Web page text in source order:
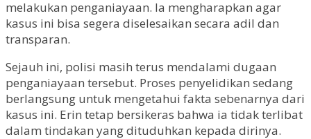
melakukan penganiayaan. Ia mengharapkan agar
kasus ini bisa segera diselesaikan secara adil dan
transparan.
Sejauh ini, polisi masih terus mendalami dugaan
penganiayaan tersebut. Proses penyelidikan sedang
berlangsung untuk mengetahui fakta sebenarnya dari
kasus ini. Erin tetap bersikeras bahwa ia tidak terlibat
dalam tindakan yang dituduhkan kepada dirinya.